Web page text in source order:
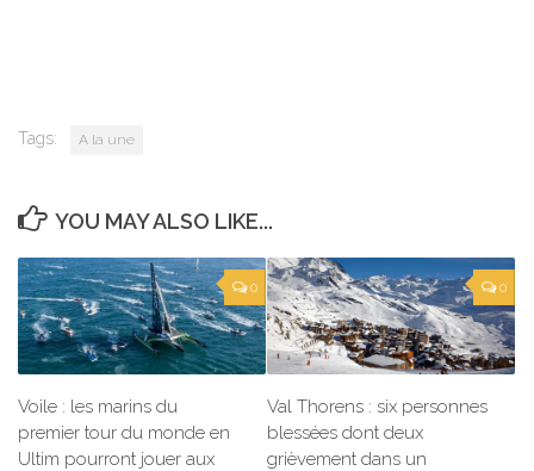
Tags: A la une
YOU MAY ALSO LIKE...
0
Voile : les marins du
premier tour du monde en
Ultim pourront jouer aux
0
Val Thorens : six personnes
blessées dont deux
grièvement dans un